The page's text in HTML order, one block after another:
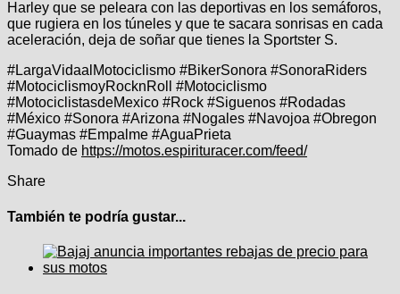
Harley que se peleara con las deportivas en los semáforos,
que rugiera en los túneles y que te sacara sonrisas en cada
aceleración, deja de soñar que tienes la Sportster S.
#LargaVidaalMotociclismo #BikerSonora #SonoraRiders
#MotociclismoyRocknRoll #Motociclismo
#MotociclistasdeMexico #Rock #Siguenos #Rodadas
#México #Sonora #Arizona #Nogales #Navojoa #Obregon
#Guaymas #Empalme #AguaPrieta
Tomado de https://motos.espirituracer.com/feed/
Share
También te podría gustar...